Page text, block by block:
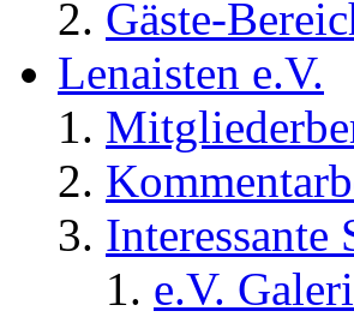
Gäste-
Lenaisten e.V.
Interessante
e.V.